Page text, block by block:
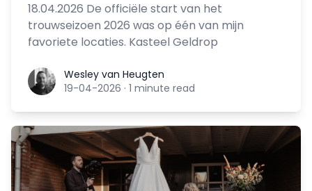
18.04.2026 De officiële start van het
trouwseizoen 2026 was op één van mijn
favoriete locaties. Kasteel Geldrop
Wesley van Heugten
Wesley van Heugten
19-04-2026 · 1 minute read